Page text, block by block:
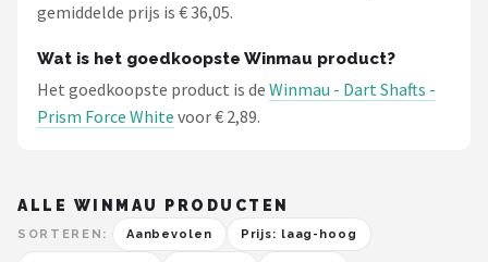
gemiddelde prijs is € 36,05.
Wat is het goedkoopste Winmau product?
Het goedkoopste product is de Winmau - Dart Shafts -
Prism Force White voor € 2,89.
ALLE WINMAU PRODUCTEN
SORTEREN: Aanbevolen Prijs: laag-hoog